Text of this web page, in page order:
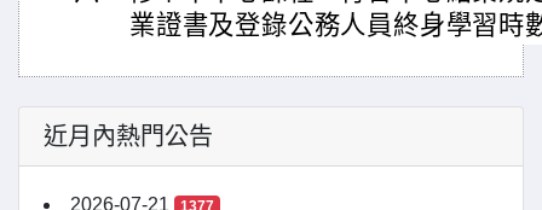
業證書及登錄公務人員終身學習時
近月內熱門公告
2026-07-21 1377